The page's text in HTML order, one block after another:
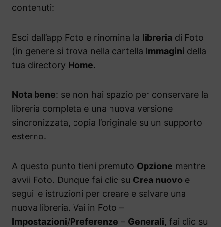
contenuti:
Esci dall’app Foto e rinomina la libreria di Foto
(in genere si trova nella cartella Immagini della
tua directory Home.
Nota bene: se non hai spazio per conservare la
libreria completa e una nuova versione
sincronizzata, copia l’originale su un supporto
esterno.
A questo punto tieni premuto Opzione mentre
avvii Foto. Dunque fai clic su Crea nuovo e
segui le istruzioni per creare e salvare una
nuova libreria. Vai in Foto –
Impostazioni/Preferenze – Generali, fai clic su